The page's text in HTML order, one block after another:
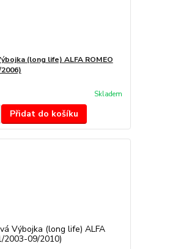
(long life) ALFA ROMEO
Skladem
Přidat do košíku